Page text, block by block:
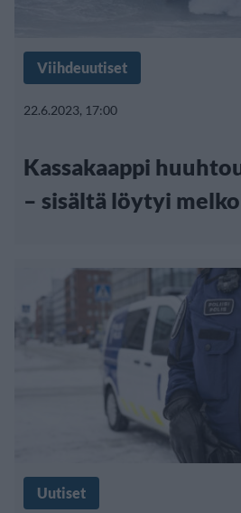
Viihdeuutiset
22.6.2023, 17:00
Kassakaappi
– sisältä löytyi
Uutiset